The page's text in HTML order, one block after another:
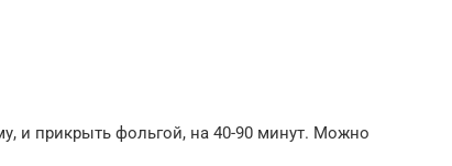
и прикрыть фольгой, на 40-90 минут. Можно